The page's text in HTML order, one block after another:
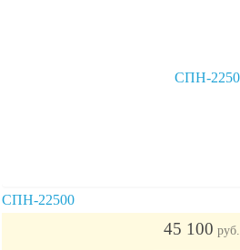
СПН-22500
45 100 руб.